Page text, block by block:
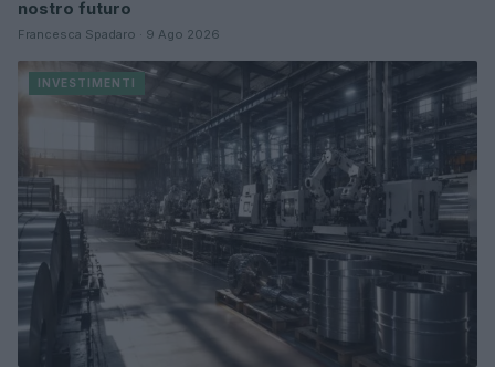
nostro futuro
Francesca Spadaro · 9 Ago 2026
INVESTIMENTI